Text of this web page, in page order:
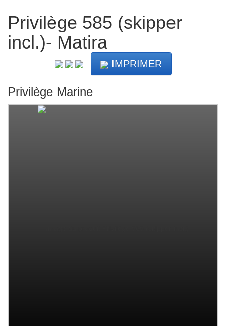
Privilège 585 (skipper
incl.)- Matira
IMPRIMER
Privilège Marine